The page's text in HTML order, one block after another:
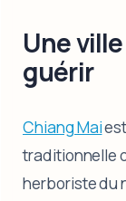
Une
guérir
Chiang Mai
traditionnelle
herboriste du